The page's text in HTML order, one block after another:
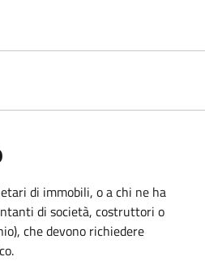
di immobili, o a chi ne ha
di società, costruttori o
che devono richiedere